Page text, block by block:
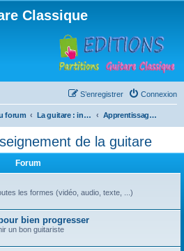
Classique
Connexion
S’enregistrer
forum La guitare : instrument, cours et théorie Apprentissage et enseignement de la guitare
de la guitare
Forum
les formes (vidéo, audio, texte, ...)
bien progresser
un bon guitariste